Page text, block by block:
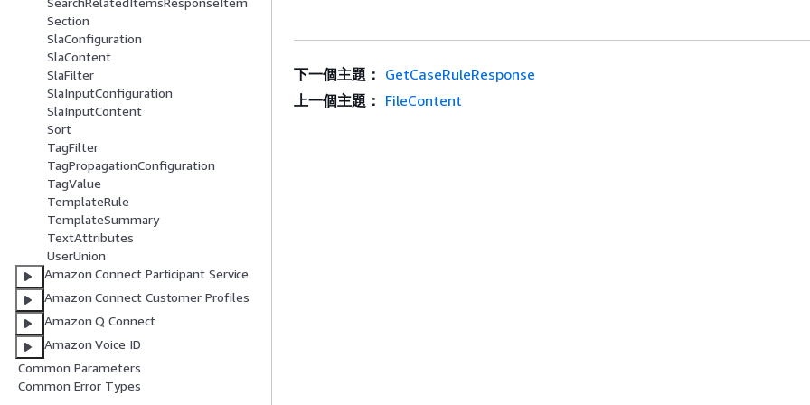
Section
SlaConfiguration
SlaContent
SlaFilter
SlaInputConfiguration
SlaInputContent
Sort
TagFilter
TagPropagationConfiguration
TagValue
TemplateRule
TemplateSummary
TextAttributes
UserUnion
Amazon Connect Participant Service
Amazon Connect Customer Profiles
Amazon Q Connect
Amazon Voice ID
Common Parameters
Common Error Types
下一個主題： GetCaseRuleResponse
上一個主題： FileContent